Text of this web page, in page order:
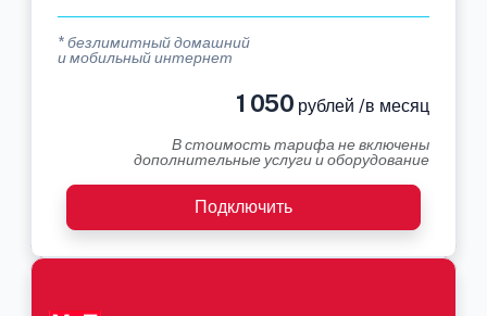
* безлимитный домашний
и мобильный интернет
1 050 рублей /в месяц
В стоимость тарифа не включены
дополнительные услуги и оборудование
Подключить